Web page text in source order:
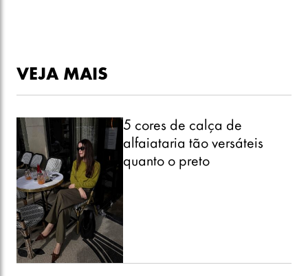
VEJA MAIS
5 cores de calça de
alfaiataria tão versáteis
quanto o preto